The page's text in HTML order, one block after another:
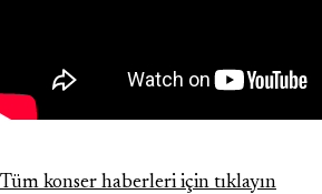
Tüm konser haberleri için tıklayın